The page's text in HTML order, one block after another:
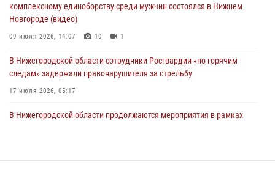
комплексному единоборству среди мужчин состоялся в Нижнем
Новгороде (видео)
09 июля 2026, 14:07 10 1
В Нижегородской области сотрудники Росгвардии «по горячим
следам» задержали правонарушителя за стрельбу
17 июля 2026, 05:17
В Нижегородской области продолжаются мероприятия в рамках